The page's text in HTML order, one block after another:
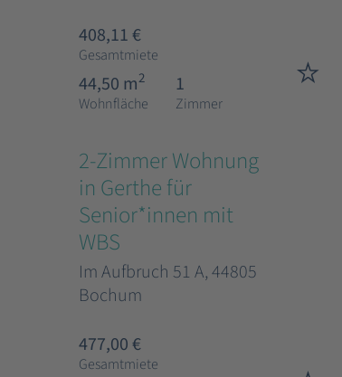
408,11 €
Gesamtmiete
44,50 m2
Wohnfläche
1
Zimmer
2-Zimmer Wohnung
in Gerthe für
Senior*innen mit
WBS
Im Aufbruch 51 A, 44805
Bochum
477,00 €
Gesamtmiete